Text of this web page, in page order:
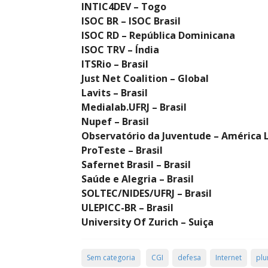
INTIC4DEV – Togo
ISOC BR – ISOC Brasil
ISOC RD – República Dominicana
ISOC TRV – Índia
ITSRio – Brasil
Just Net Coalition – Global
Lavits – Brasil
Medialab.UFRJ – Brasil
Nupef – Brasil
Observatório da Juventude – América
ProTeste – Brasil
Safernet Brasil – Brasil
Saúde e Alegria – Brasil
SOLTEC/NIDES/UFRJ – Brasil
ULEPICC-BR – Brasil
University Of Zurich – Suiça
Sem categoria CGI defesa Internet